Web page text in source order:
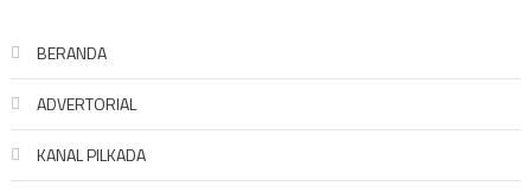
BERANDA
ADVERTORIAL
KANAL PILKADA